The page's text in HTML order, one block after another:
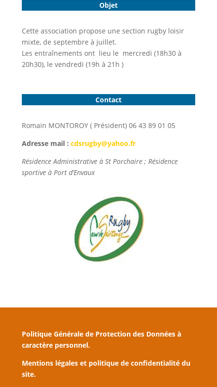
Objet
Cette association propose une section rugby loisir
mixte, de septembre à juillet.
Les entraînements ont lieu le mercredi (18h30 à
20h30), le vendredi (19h à 21h )
Contact
Romain MONTOROY ( Président) 06 43 89 01 05
Adresse mail : cdsrugby@yahoo.fr
Résidence Administrative à St Porchaire ; Résidence
sportive à Port d’Envaux
Politique Générale de Protection des Données à
caractère personnel.
Mentions légales et politique de confidentialité du
site.